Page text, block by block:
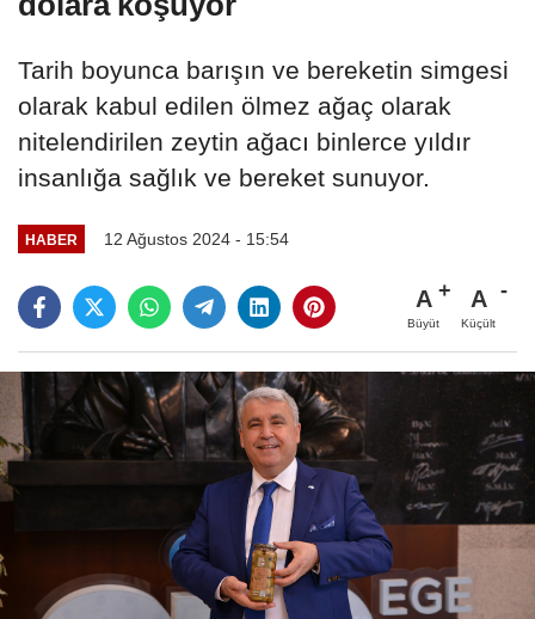
Tarih boyunca barışın ve bereketin simgesi
olarak kabul edilen ölmez ağaç olarak
nitelendirilen zeytin ağacı binlerce yıldır
insanlığa sağlık ve bereket sunuyor.
HABER 12 Ağustos 2024 - 15:54
A
Büyüt
A
Küçült